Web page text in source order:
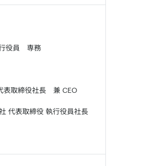
役員 専務
表取締役社長 兼 CEO
代表取締役 執行役員社長